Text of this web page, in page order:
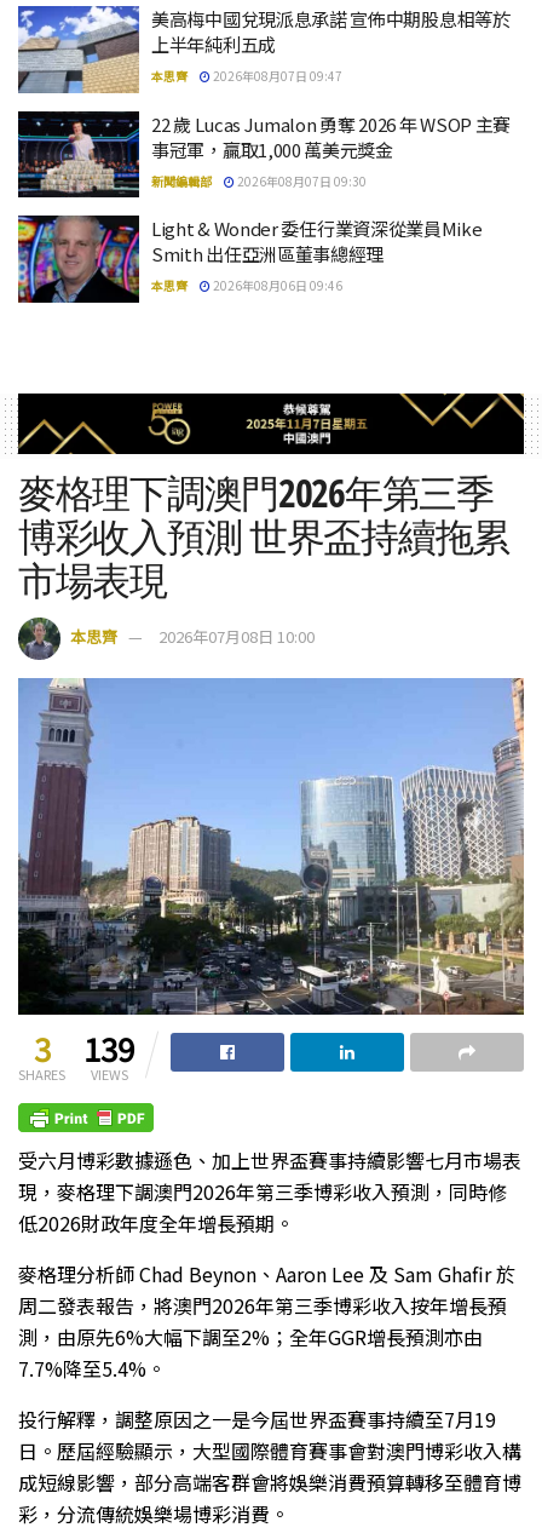
美高梅中國兌現派息承諾 宣佈中期股息相等於
上半年純利五成
本思齊 2026年08月07日 09:47
22 歲 Lucas Jumalon 勇奪 2026 年 WSOP 主賽
事冠軍，贏取1,000 萬美元獎金
新聞編輯部 2026年08月07日 09:30
Light & Wonder 委任行業資深從業員Mike
Smith 出任亞洲區董事總經理
本思齊 2026年08月06日 09:46
麥格理下調澳門2026年第三季
博彩收入預測 世界盃持續拖累
市場表現
本思齊 2026年07月08日 10:00
3
SHARES
139
VIEWS
受六月博彩數據遜色、加上世界盃賽事持續影響七月市場表
現，麥格理下調澳門2026年第三季博彩收入預測，同時修
低2026財政年度全年增長預期。
麥格理分析師 Chad Beynon、Aaron Lee 及 Sam Ghafir 於
周二發表報告，將澳門2026年第三季博彩收入按年增長預
測，由原先6%大幅下調至2%；全年GGR增長預測亦由
7.7%降至5.4%。
投行解釋，調整原因之一是今屆世界盃賽事持續至7月19
日。歷屆經驗顯示，大型國際體育賽事會對澳門博彩收入構
成短線影響，部分高端客群會將娛樂消費預算轉移至體育博
彩，分流傳統娛樂場博彩消費。